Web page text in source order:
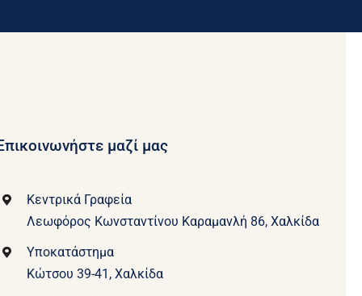
μαζί μας
Κεντρικά Γραφεία
Λεωφόρος Κωνσταντίνου Καραμανλή 86, Χαλκίδα
Υποκατάστημα
Κώτσου 39-41, Χαλκίδα